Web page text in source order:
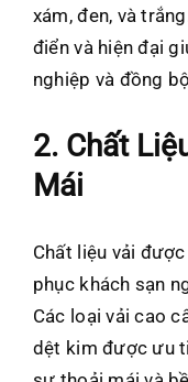
xám, đen, và
điển và hiện đại
nghiệp và đồng
2. Chất
Mái
Chất liệu vải
phục khách sạn
Các loại vải cao
dệt kim được ưu